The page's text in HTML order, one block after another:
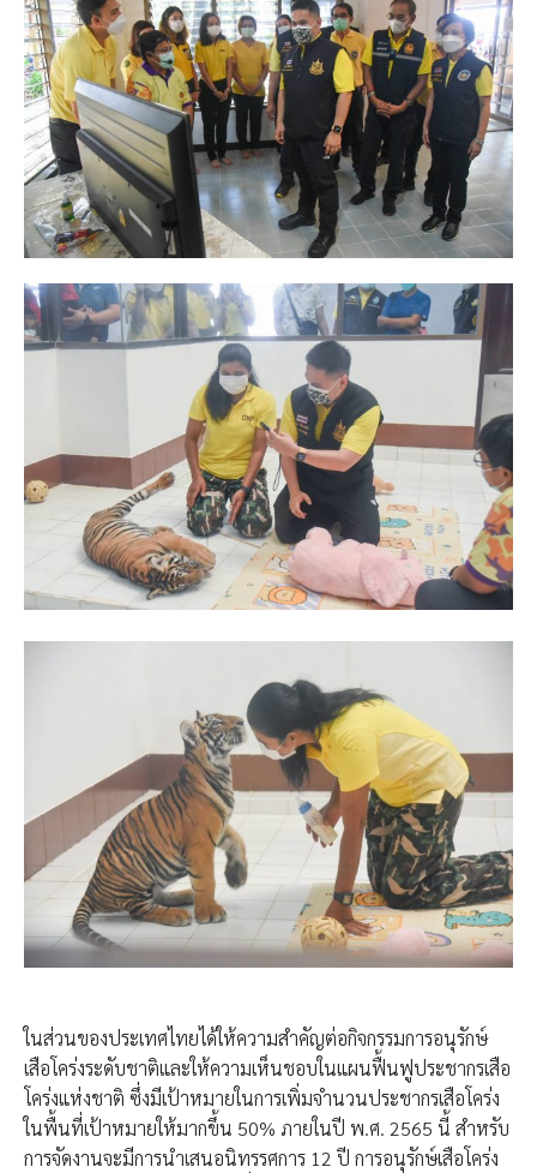
ในส่วนของประเทศไทยได้ให้ความสำคัญต่อกิจกรรมการอนุรักษ์
เสือโคร่งระดับชาติและให้ความเห็นชอบในแผนฟื้นฟูประชากรเสือ
โคร่งแห่งชาติ ซึ่งมีเป้าหมายในการเพิ่มจำนวนประชากรเสือโคร่ง
ในพื้นที่เป้าหมายให้มากขึ้น 50% ภายในปี พ.ศ. 2565 นี้ สำหรับ
การจัดงานจะมีการนำเสนอนิทรรศการ 12 ปี การอนุรักษ์เสือโคร่ง